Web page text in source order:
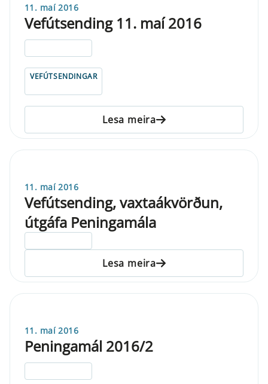
11. maí 2016
Vefútsending 11. maí 2016
VEFÚTSENDINGAR
Lesa meira
11. maí 2016
Vefútsending, vaxtaákvörðun,
útgáfa Peningamála
Lesa meira
11. maí 2016
Peningamál 2016/2